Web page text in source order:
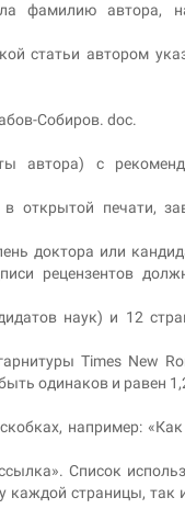
фамилию автора,
статьи автором
Собиров. doc.
автора) с
открытой печати,
доктора или
рецензентов
наук) и 12
Times New
одинаков и равен
например:
Список
каждой страницы, так